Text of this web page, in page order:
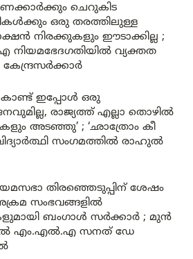
ചെറുകിട
ഒരു തരത്തിലുള്ള
നിരക്കുകളും ഈടാക്കില്ല ;
നിയമഭേദഗതിയിൽ വ്യക്തത
കൊണ്ട് ഇപ്പോൾ ഒരു
രാജ്യത്ത് എല്ലാ തൊഴിൽ
അടഞ്ഞു’ ; ‘ഛാത്രോം കീ
സംഗമത്തിൽ രാഹുൽ
തിരഞ്ഞെടുപ്പിന് ശേഷം
സംഭവങ്ങളിൽ
ബംഗാൾ സർക്കാർ ; മുൻ
എം.എൽ.എ സനത് ഡേ